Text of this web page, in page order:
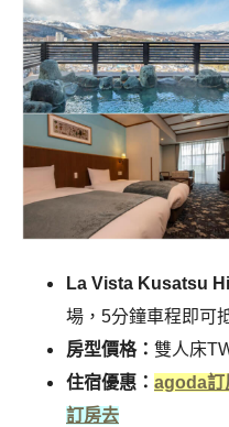
La Vista Kusatsu
場，5分鐘車程即可
房型價格： 雙人床
住宿優惠： agoda訂
訂房去